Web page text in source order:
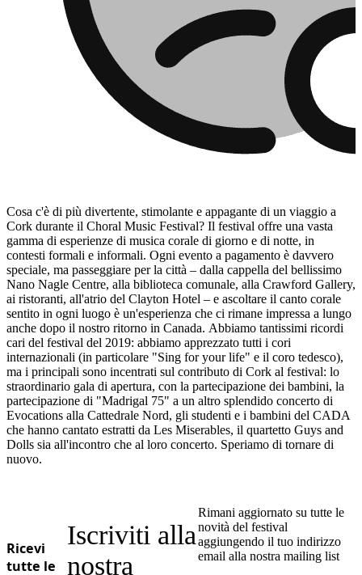
Cosa c'è di più divertente, stimolante e appagante di un viaggio a
Cork durante il Choral Music Festival? Il festival offre una vasta
gamma di esperienze di musica corale di giorno e di notte, in
contesti formali e informali. Ogni evento a pagamento è davvero
speciale, ma passeggiare per la città – dalla cappella del bellissimo
Nano Nagle Centre, alla biblioteca comunale, alla Crawford Gallery,
ai ristoranti, all'atrio del Clayton Hotel – e ascoltare il canto corale
sentito in ogni luogo è un'esperienza che ci rimane impressa a lungo
anche dopo il nostro ritorno in Canada. Abbiamo tantissimi ricordi
cari del festival del 2019: abbiamo apprezzato tutti i cori
internazionali (in particolare "Sing for your life" e il coro tedesco),
ma i principali sono incentrati sul contributo di Cork al festival: lo
straordinario gala di apertura, con la partecipazione dei bambini, la
partecipazione di "Madrigal 75" a un altro splendido concerto di
Evocations alla Cattedrale Nord, gli studenti e i bambini del CADA
che hanno cantato estratti da Les Miserables, il quartetto Guys and
Dolls sia all'incontro che al loro concerto. Speriamo di tornare di
nuovo.
Ricevi
tutte le
Iscriviti alla
nostra
Rimani aggiornato su tutte le
novità del festival
aggiungendo il tuo indirizzo
email alla nostra mailing list